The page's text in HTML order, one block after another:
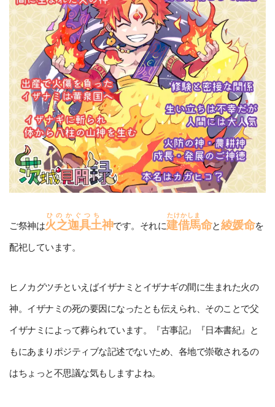
ご祭神は火之迦具土
ひのかぐつち
神です。それに建借馬
たけかしま
命と綾媛命を
配祀しています。
ヒノカグツチといえばイザナミとイザナギの間に生まれた火の
神。イザナミの死の要因になったとも伝えられ、そのことで父
イザナミによって葬られています。『古事記』『日本書紀』と
もにあまりポジティブな記述でないため、各地で崇敬されるの
はちょっと不思議な気もしますよね。